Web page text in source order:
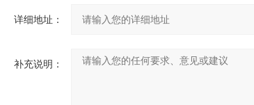
详细地址：
补充说明：